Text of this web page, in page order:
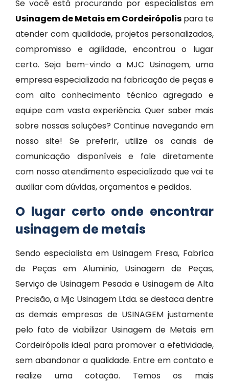
Se você está procurando por especialistas em
Usinagem de Metais em Cordeirópolis para te
atender com qualidade, projetos personalizados,
compromisso e agilidade, encontrou o lugar
certo. Seja bem-vindo a MJC Usinagem, uma
empresa especializada na fabricação de peças e
com alto conhecimento técnico agregado e
equipe com vasta experiência. Quer saber mais
sobre nossas soluções? Continue navegando em
nosso site! Se preferir, utilize os canais de
comunicação disponíveis e fale diretamente
com nosso atendimento especializado que vai te
auxiliar com dúvidas, orçamentos e pedidos.
O lugar certo onde encontrar
usinagem de metais
Sendo especialista em Usinagem Fresa, Fabrica
de Peças em Aluminio, Usinagem de Peças,
Serviço de Usinagem Pesada e Usinagem de Alta
Precisão, a Mjc Usinagem Ltda. se destaca dentre
as demais empresas de USINAGEM justamente
pelo fato de viabilizar Usinagem de Metais em
Cordeirópolis ideal para promover a efetividade,
sem abandonar a qualidade. Entre em contato e
realize uma cotação. Temos os mais